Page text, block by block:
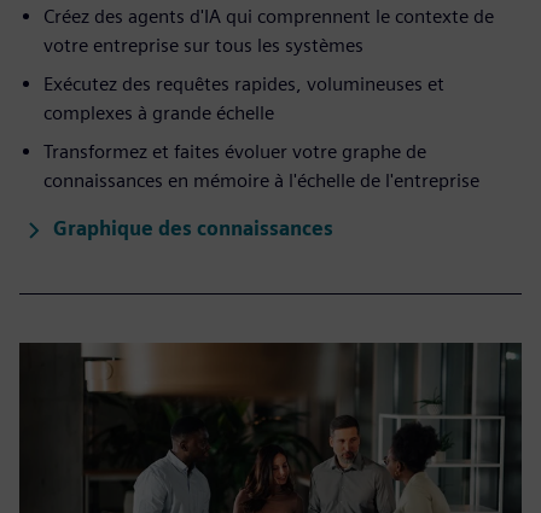
Créez des agents d'IA qui comprennent le contexte de
votre entreprise sur tous les systèmes
Exécutez des requêtes rapides, volumineuses et
complexes à grande échelle
Transformez et faites évoluer votre graphe de
connaissances en mémoire à l'échelle de l'entreprise
Graphique des connaissances